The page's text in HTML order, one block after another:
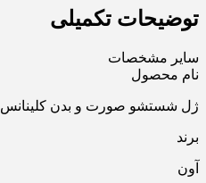
توضیحات تکمیلی
سایر مشخصات
نام محصول
ژل شستشو صورت و بدن کلینانس
برند
آون